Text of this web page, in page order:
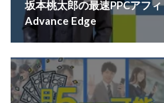
坂本桃太郎の最速PPCアフ
Advance Edge